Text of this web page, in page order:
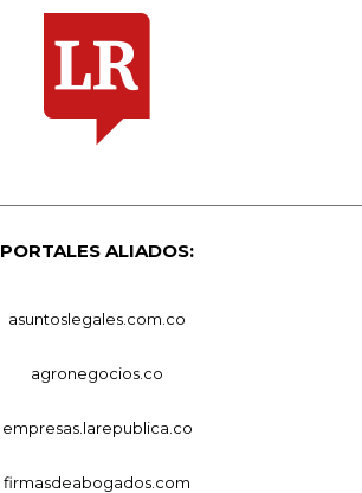
PORTALES ALIADOS:
asuntoslegales.com.co
agronegocios.co
empresas.larepublica.co
firmasdeabogados.com